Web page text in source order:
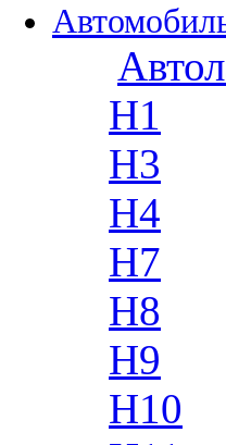
H1
H3
H4
H7
H8
H9
H10